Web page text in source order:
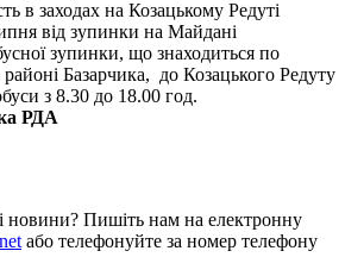
в заходах на Козацькому Редуті
від зупинки на Майдані
зупинки, що знаходиться по
Базарчика, до Козацького Редуту
з 8.30 до 18.00 год.
РДА
новини? Пишіть нам на електронну
або телефонуйте за номер телефону